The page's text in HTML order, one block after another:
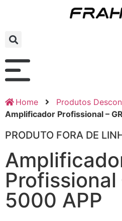
Home
Produtos
Amplificador Profissional –
PRODUTO FORA DE
Profissional
5000 APP